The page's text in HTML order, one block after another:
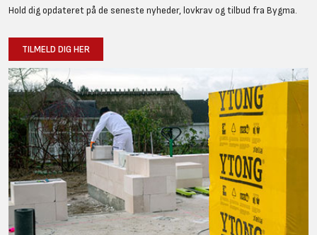
Hold dig opdateret på de seneste nyheder, lovkrav og tilbud fra Bygma.
TILMELD DIG HER